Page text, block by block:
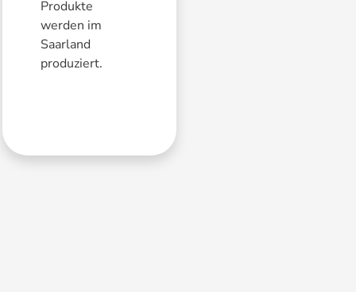
Produkte
werden im
Saarland
produziert.